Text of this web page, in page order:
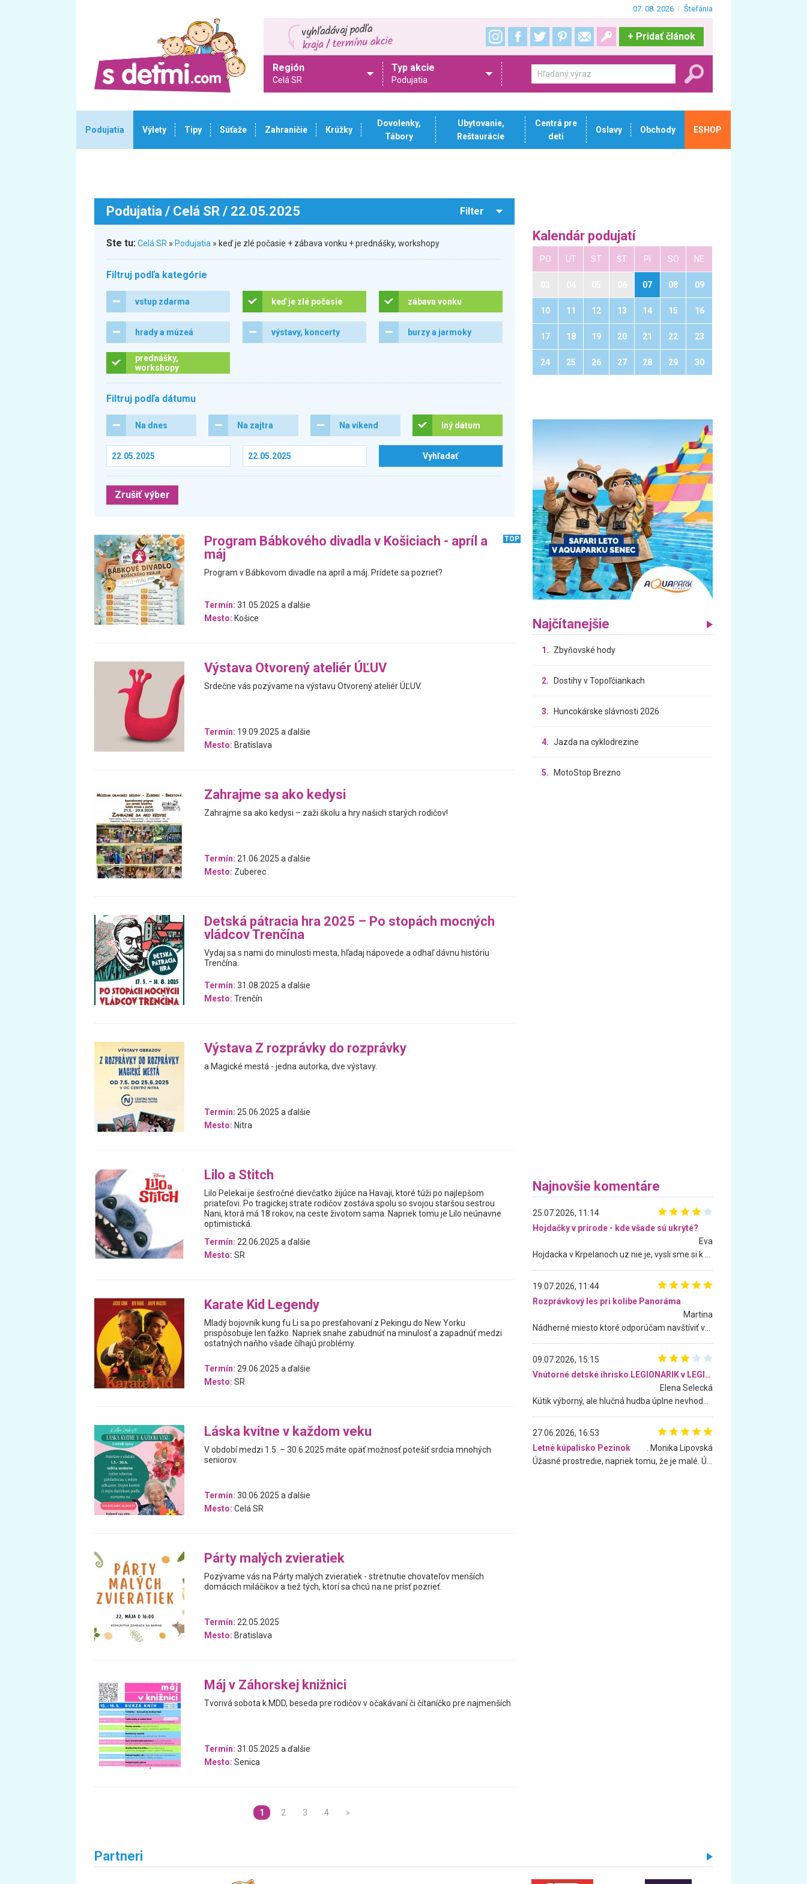
07. 08. 2026 Štefánia
+ Pridať článok
Región
Celá SR
Typ akcie
Podujatia
Podujatia Výlety Tipy Súťaže Zahraničie Krúžky
Dovolenky,
Tábory
Ubytovanie,
Reštaurácie
Centrá pre
deti
Oslavy Obchody ESHOP
Podujatia / Celá SR / 22.05.2025 Filter
Ste tu:Celá SR » Podujatia » keď je zlé počasie + zábava vonku + prednášky, workshopy
Filtruj podľa kategórie
vstup zdarma keď je zlé počasie zábava vonku
hrady a múzeá výstavy, koncerty burzy a jarmoky
prednášky,
workshopy
Filtruj podľa dátumu
Na dnes Na zajtra Na víkend Iný dátum
Zrušiť výber
Program Bábkového divadla v Košiciach - apríl a
máj
TOP
Program v Bábkovom divadle na apríl a máj. Prídete sa pozrieť?
Termín: 31.05.2025 a ďalšie
Mesto: Košice
Výstava Otvorený ateliér ÚĽUV
Srdečne vás pozývame na výstavu Otvorený ateliér ÚĽUV.
Termín: 19.09.2025 a ďalšie
Mesto: Bratislava
Zahrajme sa ako kedysi
Zahrajme sa ako kedysi – zaži školu a hry našich starých rodičov!
Termín: 21.06.2025 a ďalšie
Mesto: Zuberec
Detská pátracia hra 2025 – Po stopách mocných
vládcov Trenčína
Vydaj sa s nami do minulosti mesta, hľadaj nápovede a odhaľ dávnu históriu
Trenčína.
Termín: 31.08.2025 a ďalšie
Mesto: Trenčín
Výstava Z rozprávky do rozprávky
a Magické mestá - jedna autorka, dve výstavy.
Termín: 25.06.2025 a ďalšie
Mesto: Nitra
Lilo a Stitch
Lilo Pelekai je šesťročné dievčatko žijúce na Havaji, ktoré túži po najlepšom
priateľovi. Po tragickej strate rodičov zostáva spolu so svojou staršou sestrou
Nani, ktorá má 18 rokov, na ceste životom sama. Napriek tomu je Lilo neúnavne
optimistická.
Termín: 22.06.2025 a ďalšie
Mesto: SR
Karate Kid Legendy
Mladý bojovník kung fu Li sa po presťahovaní z Pekingu do New Yorku
prispôsobuje len ťažko. Napriek snahe zabudnúť na minulosť a zapadnúť medzi
ostatných naňho všade číhajú problémy.
Termín: 29.06.2025 a ďalšie
Mesto: SR
Láska kvitne v každom veku
V období medzi 1.5. – 30.6.2025 máte opäť možnosť potešiť srdcia mnohých
seniorov.
Termín: 30.06.2025 a ďalšie
Mesto: Celá SR
Párty malých zvieratiek
Pozývame vás na Párty malých zvieratiek - stretnutie chovateľov menších
domácich miláčikov a tiež tých, ktorí sa chcú na ne prísť pozrieť.
Termín: 22.05.2025
Mesto: Bratislava
Máj v Záhorskej knižnici
Tvorivá sobota k MDD, beseda pre rodičov v očakávaní či čítaníčko pre najmenších
Termín: 31.05.2025 a ďalšie
Mesto: Senica
1 2 3 4 »
Kalendár podujatí
PO UT ST ŠT PI SO NE
07 08 09
10 11 12 13 14 15 16
17 18 19 20 21 22 23
24 25 26 27 28 29 30
Najčítanejšie
1. Zbyňovské hody
2. Dostihy v Topoľčiankach
3. Huncokárske slávnosti 2026
4. Jazda na cyklodrezine
5. MotoStop Brezno
Najnovšie komentáre
25.07.2026, 11:14
Hojdačky v prírode - kde všade sú ukryté?
Eva
19.07.2026, 11:44
Rozprávkový les pri kolibe Panoráma
Martina
09.07.2026, 15:15
Vnútorné detské ihrisko LEGIONARIK v LEGIA Fitness
Elena Selecká
27.06.2026, 16:53
Letné kúpalisko Pezinok
. Monika Lipovská
Partneri